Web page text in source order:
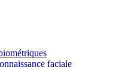
faciale